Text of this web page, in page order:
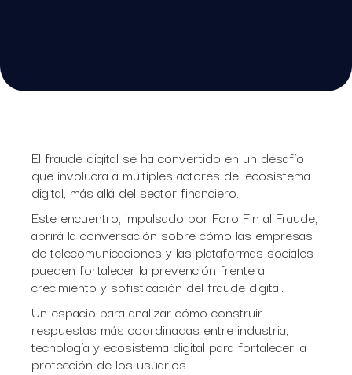
El fraude digital se ha convertido en un desafío
que involucra a múltiples actores del ecosistema
digital, más allá del sector financiero.
Este encuentro, impulsado por Foro Fin al Fraude,
abrirá la conversación sobre cómo las empresas
de telecomunicaciones y las plataformas sociales
pueden fortalecer la prevención frente al
crecimiento y sofisticación del fraude digital.
Un espacio para analizar cómo construir
respuestas más coordinadas entre industria,
tecnología y ecosistema digital para fortalecer la
protección de los usuarios.